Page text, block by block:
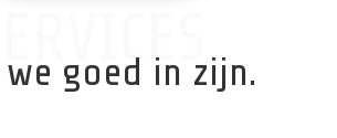
SERVICES
we goed in zijn.